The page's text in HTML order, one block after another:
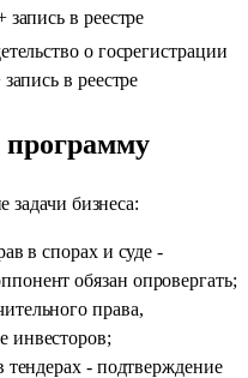
в реестре
о госрегистрации
в реестре
программу
задачи бизнеса:
в спорах и суде -
обязан опровергать;
права,
инвесторов;
тендерах - подтверждение